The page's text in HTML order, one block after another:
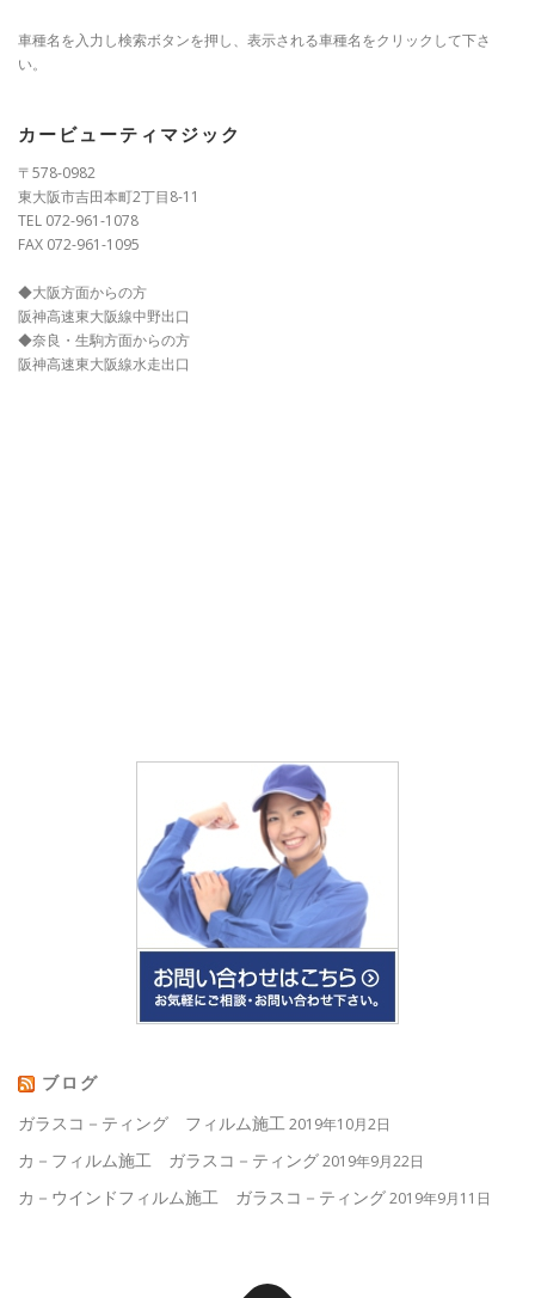
車種名を入力し検索ボタンを押し、表示される車種名をクリックして下さ
い。
カービューティマジック
〒578-0982
東大阪市吉田本町2丁目8-11
TEL 072-961-1078
FAX 072-961-1095
◆大阪方面からの方
阪神高速東大阪線中野出口
◆奈良・生駒方面からの方
阪神高速東大阪線水走出口
ブログ
ガラスコ－ティング フィルム施工2019年10月2日
カ－フィルム施工 ガラスコ－ティング2019年9月22日
カ－ウインドフィルム施工 ガラスコ－ティング2019年9月11日